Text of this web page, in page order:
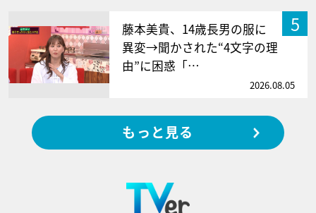
5
藤本美貴、14歳長男の服に
異変→聞かされた“4文字の理
由”に困惑「…
2026.08.05
もっと見る